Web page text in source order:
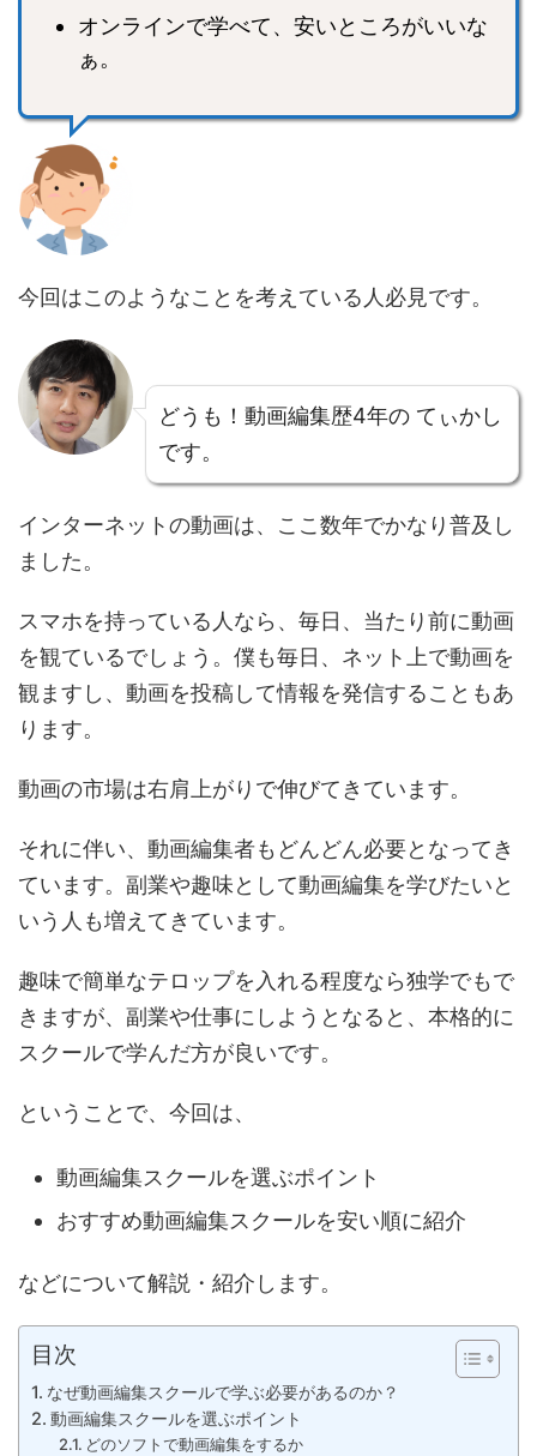
オンラインで学べて、安いところがいいな
ぁ。
今回はこのようなことを考えている人必見です。
どうも！動画編集歴4年の てぃかし
です。
インターネットの動画は、ここ数年でかなり普及し
ました。
スマホを持っている人なら、毎日、当たり前に動画
を観ているでしょう。僕も毎日、ネット上で動画を
観ますし、動画を投稿して情報を発信することもあ
ります。
動画の市場は右肩上がりで伸びてきています。
それに伴い、動画編集者もどんどん必要となってき
ています。副業や趣味として動画編集を学びたいと
いう人も増えてきています。
趣味で簡単なテロップを入れる程度なら独学でもで
きますが、副業や仕事にしようとなると、本格的に
スクールで学んだ方が良いです。
ということで、今回は、
動画編集スクールを選ぶポイント
おすすめ動画編集スクールを安い順に紹介
などについて解説・紹介します。
目次
なぜ動画編集スクールで学ぶ必要があるのか？
動画編集スクールを選ぶポイント
どのソフトで動画編集をするか